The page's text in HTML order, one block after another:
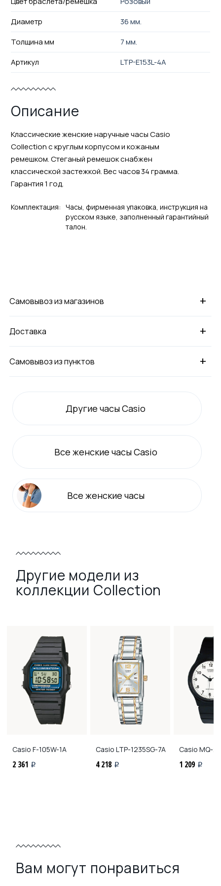
Диаметр
36 мм.
Толщина мм
7 мм.
Артикул
LTP-E153L-4A
Описание
Классические женские наручные часы Casio
Collection с круглым корпусом и кожаным
ремешком. Стеганый ремешок снабжен
классической застежкой. Вес часов 34 грамма.
Гарантия 1 год.
Комплектация: Часы, фирменная упаковка, инструкция на
русском языке, заполненный гарантийный
талон.
+
Самовывоз из магазинов
+
Доставка
+
Самовывоз из пунктов
Другие часы Casio
Все женские часы Casio
Все женские часы
Другие модели из
коллекции Collection
Casio F-105W-1A
2 361 i
Casio LTP-1235SG-7A
4 218 i
Casio MQ-
1 209 i
Вам могут понравиться